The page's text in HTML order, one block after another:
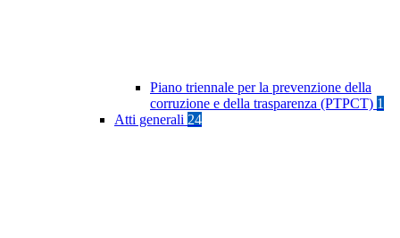
Piano triennale per la prevenzione della
corruzione e della trasparenza (PTPCT) 1
Atti generali 24